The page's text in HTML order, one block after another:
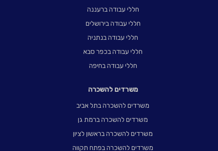
חללי עבודה ברעננה
חללי עבודה בירושלים
חללי עבודה בנתניה
חללי עבודה בכפר סבא
חללי עבודה בחיפה
משרדים להשכרה
משרדים להשכרה בתל אביב
משרדים להשכרה ברמת גן
משרדים להשכרה בראשון לציון
משרדים להשכרה בפתח תקווה